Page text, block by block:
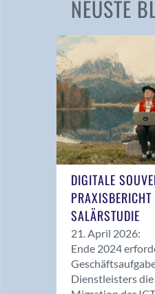
NEUSTE
DIGITALE
SALÄRSTUDIE
21. April 2026:
Ende 2024
Dienstleisters